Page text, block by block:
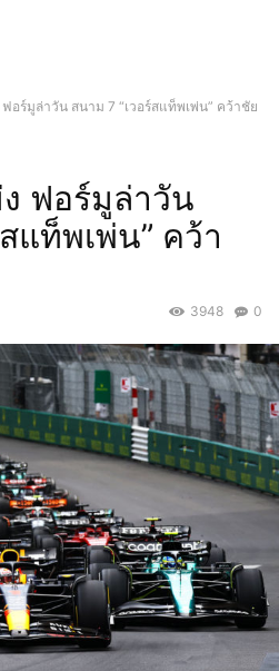
ฟอร์มูล่าวัน สนาม 7 “เวอร์สแท็พเพ่น” คว้าชัย
ฟอร์มูล่าวัน
แท็พเพ่น” คว้า
0
3948